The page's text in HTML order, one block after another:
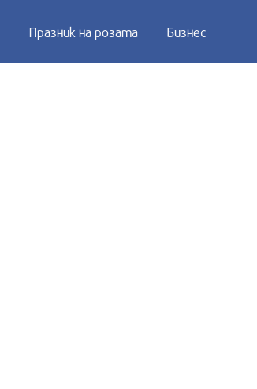
Празник на розата Бизнес